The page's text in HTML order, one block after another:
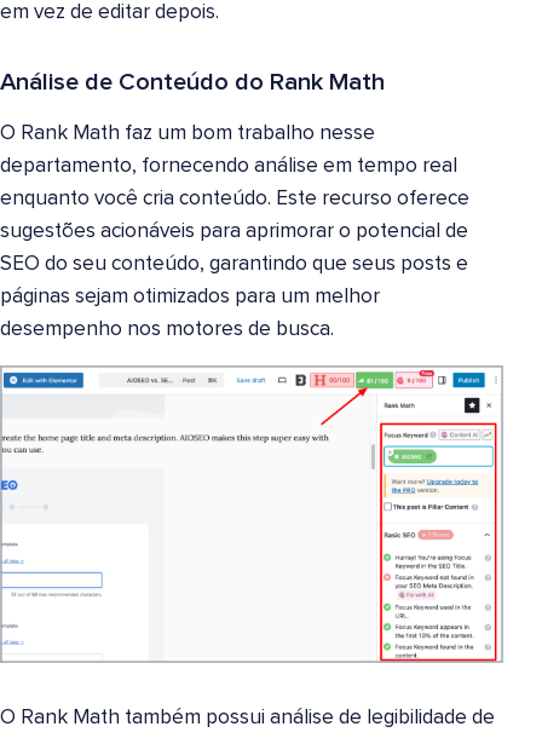
em vez de editar depois.
Análise de Conteúdo do Rank Math
O Rank Math faz um bom trabalho nesse
departamento, fornecendo análise em tempo real
enquanto você cria conteúdo. Este recurso oferece
sugestões acionáveis para aprimorar o potencial de
SEO do seu conteúdo, garantindo que seus posts e
páginas sejam otimizados para um melhor
desempenho nos motores de busca.
O Rank Math também possui análise de legibilidade de